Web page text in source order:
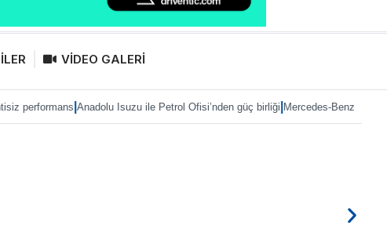
VİDEO GALERİ
|Anadolu Isuzu ile Petrol Ofisi’nden güç birliği|Mercedes-Benz Türk’te Heiko